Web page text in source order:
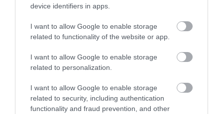
device identifiers in apps.
I want to allow Google to enable storage
related to functionality of the website or app.
I want to allow Google to enable storage
related to personalization.
I want to allow Google to enable storage
related to security, including authentication
functionality and fraud prevention, and other